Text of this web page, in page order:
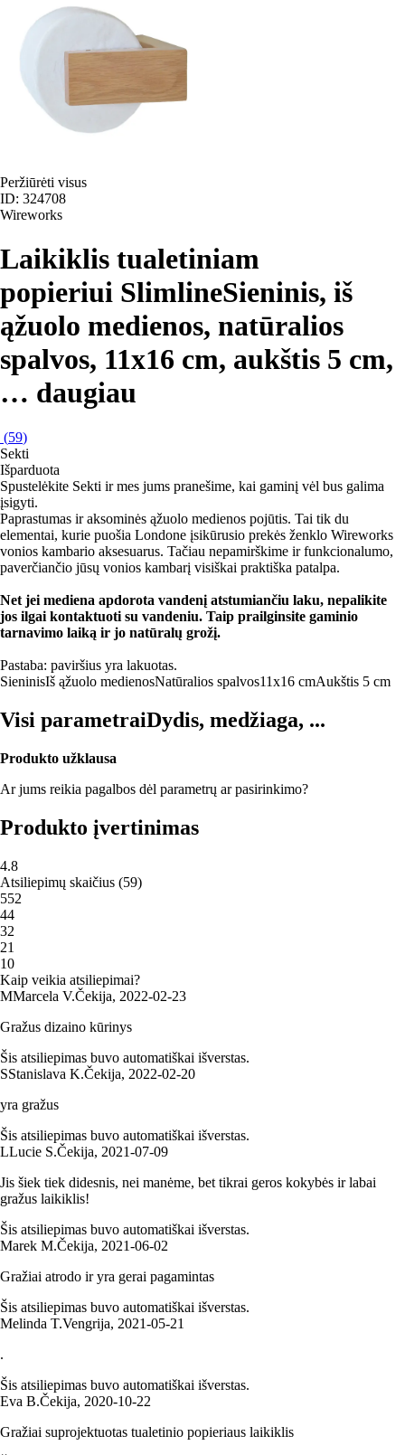
Peržiūrėti visus
ID: 324708
Wireworks
Laikiklis tualetiniam
popieriui SlimlineSieninis, iš
ąžuolo medienos, natūralios
spalvos, 11x16 cm, aukštis 5 cm,
… daugiau
(59)
Sekti
Išparduota
Spustelėkite Sekti ir mes jums pranešime, kai gaminį vėl bus galima
įsigyti.
Paprastumas ir aksominės ąžuolo medienos pojūtis. Tai tik du
elementai, kurie puošia Londone įsikūrusio prekės ženklo Wireworks
vonios kambario aksesuarus. Tačiau nepamirškime ir funkcionalumo,
paverčiančio jūsų vonios kambarį visiškai praktiška patalpa.
Net jei mediena apdorota vandenį atstumiančiu laku, nepalikite
jos ilgai kontaktuoti su vandeniu. Taip prailginsite gaminio
tarnavimo laiką ir jo natūralų grožį.
Pastaba: paviršius yra lakuotas.
SieninisIš ąžuolo medienosNatūralios spalvos11x16 cmAukštis 5 cm
Visi parametraiDydis, medžiaga, ...
Produkto užklausa
Ar jums reikia pagalbos dėl parametrų ar pasirinkimo?
Produkto įvertinimas
4.8
Atsiliepimų skaičius (59)
552
44
32
21
10
Kaip veikia atsiliepimai?
MMarcela V.Čekija, 2022‑02‑23
Gražus dizaino kūrinys
Šis atsiliepimas buvo automatiškai išverstas.
SStanislava K.Čekija, 2022‑02‑20
yra gražus
Šis atsiliepimas buvo automatiškai išverstas.
LLucie S.Čekija, 2021‑07‑09
Jis šiek tiek didesnis, nei manėme, bet tikrai geros kokybės ir labai
gražus laikiklis!
Šis atsiliepimas buvo automatiškai išverstas.
Marek M.Čekija, 2021‑06‑02
Gražiai atrodo ir yra gerai pagamintas
Šis atsiliepimas buvo automatiškai išverstas.
Melinda T.Vengrija, 2021‑05‑21
.
Šis atsiliepimas buvo automatiškai išverstas.
Eva B.Čekija, 2020‑10‑22
Gražiai suprojektuotas tualetinio popieriaus laikiklis